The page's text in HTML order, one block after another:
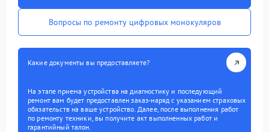
Вопросы по ремонту цифровых монокуляров
Какие документы вы предоставляете?
На этапе приема устройства на диагностику и последующий
ремонт вам будет предоставлен заказ-наряд с указанием страховых
обязательств на ваше устройство. Далее, после выполнения работ
по ремонту техники, вы получите акт выполненных работ и
гарантийный талон.